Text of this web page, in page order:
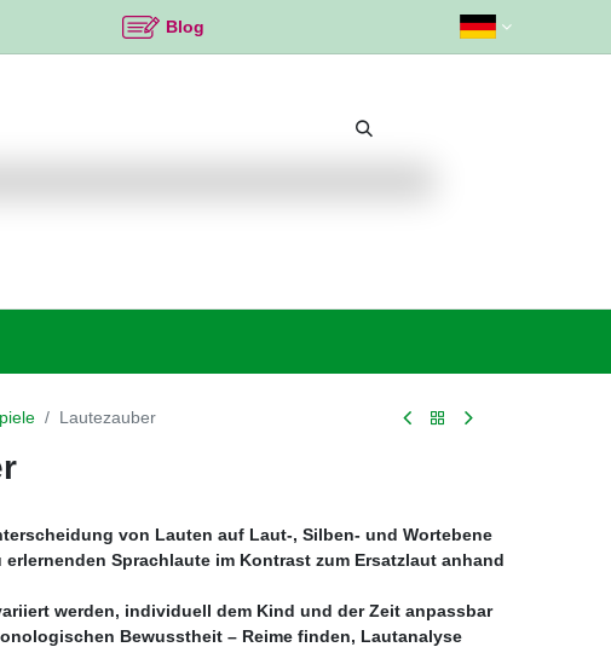
Blog
Lautezauber
von Lauten auf Laut-, Silben- und Wortebene
erlernenden Sprachlaute im Kontrast zum Ersatzlaut anhand
werden, individuell dem Kind und der Zeit anpassbar
Bewusstheit – Reime finden, Lautanalyse